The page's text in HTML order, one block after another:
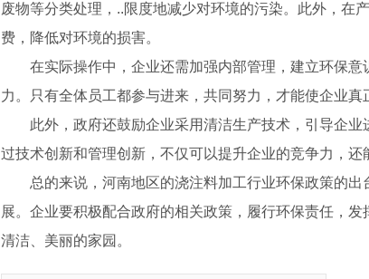
废物等分类处理，..限度地减少对环境的污染。此外，在
费，降低对环境的损害。
在实际操作中，企业还需加强内部管理，建立环保
力。只有全体员工都参与进来，共同努力，才能使企业真
此外，政府还鼓励企业采用清洁生产技术，引导企
过技术创新和管理创新，不仅可以提升企业的竞争力，
总的来说，河南地区的浇注料加工行业环保政策的
展。企业要积极配合政府的相关政策，履行环保责任，
清洁、美丽的家园。